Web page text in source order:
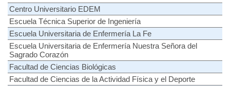
Centro Universitario EDEM
Escuela Técnica Superior de Ingeniería
Escuela Universitaria de Enfermería La Fe
Escuela Universitaria de Enfermería Nuestra Señora del
Sagrado Corazón
Facultad de Ciencias Biológicas
Facultad de Ciencias de la Actividad Física y el Deporte